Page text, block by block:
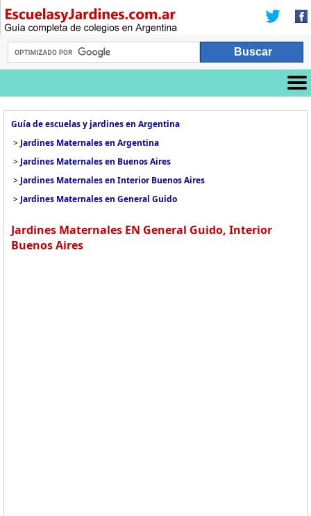
Guía de escuelas y jardines en Argentina
> Jardines Maternales en Argentina
> Jardines Maternales en Buenos Aires
> Jardines Maternales en Interior Buenos Aires
> Jardines Maternales en General Guido
Jardines Maternales EN General Guido, Interior
Buenos Aires